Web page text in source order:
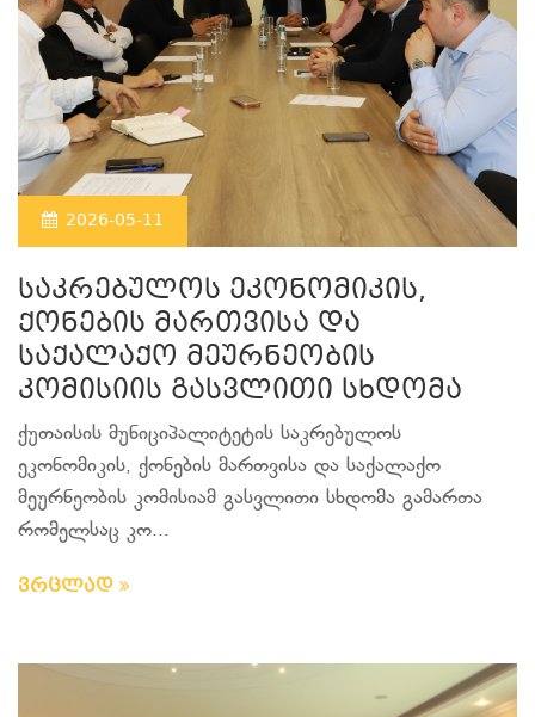
2026-05-11
საკრებულოს ეკონომიკის,
ქონების მართვისა და
საქალაქო მეურნეობის
კომისიის გასვლითი სხდომა
ქუთაისის მუნიციპალიტეტის საკრებულოს
ეკონომიკის, ქონების მართვისა და საქალაქო
მეურნეობის კომისიამ გასვლითი სხდომა გამართა
რომელსაც კო...
ვრცლად